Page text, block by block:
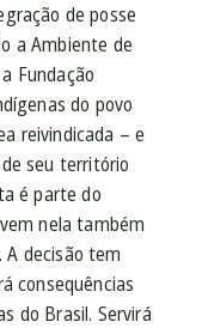
de posse
a Ambiente de
Fundação
do povo
reivindicada – e
seu território
é parte do
nela também
A decisão tem
consequências
do Brasil. Servirá